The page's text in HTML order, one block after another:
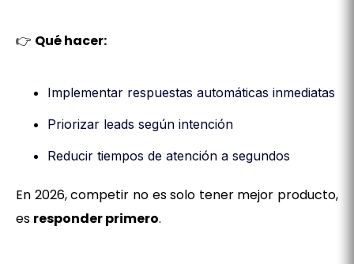
👉 Qué hacer:
Implementar respuestas automáticas inmediatas
Priorizar leads según intención
Reducir tiempos de atención a segundos
En 2026, competir no es solo tener mejor producto,
es responder primero.